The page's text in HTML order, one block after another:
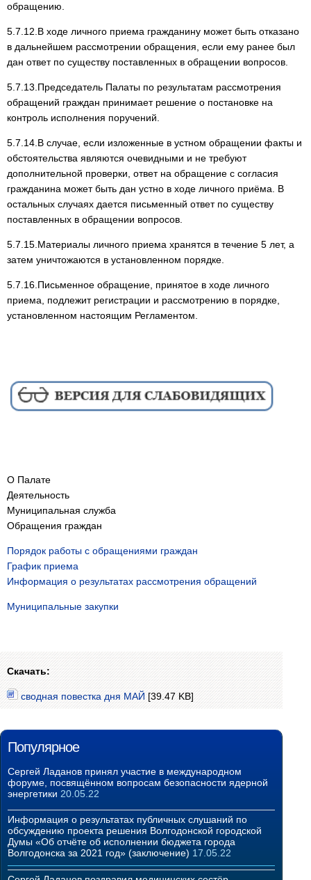
обращению.
5.7.12.В ходе личного приема гражданину может быть отказано
в дальнейшем рассмотрении обращения, если ему ранее был
дан ответ по существу поставленных в обращении вопросов.
5.7.13.Председатель Палаты по результатам рассмотрения
обращений граждан принимает решение о постановке на
контроль исполнения поручений.
5.7.14.В случае, если изложенные в устном обращении факты и
обстоятельства являются очевидными и не требуют
дополнительной проверки, ответ на обращение с согласия
гражданина может быть дан устно в ходе личного приёма. В
остальных случаях дается письменный ответ по существу
поставленных в обращении вопросов.
5.7.15.Материалы личного приема хранятся в течение 5 лет, а
затем уничтожаются в установленном порядке.
5.7.16.Письменное обращение, принятое в ходе личного
приема, подлежит регистрации и рассмотрению в порядке,
установленном настоящим Регламентом.
О Палате
Деятельность
Муниципальная служба
Обращения граждан
Порядок работы с обращениями граждан
График приема
Информация о результатах рассмотрения обращений
Муниципальные закупки
Скачать:
сводная повестка дня МАЙ [39.47 KB]
Популярное
Сергей Ладанов принял участие в международном
форуме, посвящённом вопросам безопасности ядерной
энергетики 20.05.22
Информация о результатах публичных слушаний по
обсуждению проекта решения Волгодонской городской
Думы «Об отчёте об исполнении бюджета города
Волгодонска за 2021 год» (заключение) 17.05.22